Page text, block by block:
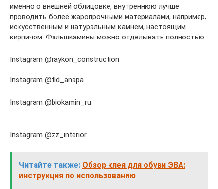
именно о внешней облицовке, внутреннюю лучше
проводить более жаропрочными материалами, например,
искусственным и натуральным камнем, настоящим
кирпичом. Фальшкамины можно отделывать полностью.
Instagram @raykon_construction
Instagram @fid_anapa
Instagram @biokamin_ru
Instagram @zz_interior
Читайте также: Обзор клея для обуви ЭВА:
инструкция по использованию